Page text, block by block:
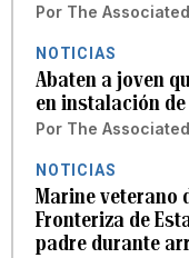
Por The
NOTICIAS
Abaten a joven
en instalación
Por The
NOTICIAS
Marine veterano
Fronteriza de
padre durante